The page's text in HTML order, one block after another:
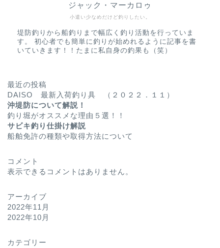
小遣い少なめだけど釣りしたい。
ジャック・マーカロゥ
堤防釣りから船釣りまで幅広く釣り活動を行っていま
す。 初心者でも簡単に釣りが始めれるように記事を書
いていきます！！たまに私自身の釣果も（笑）
最近の投稿
DAISO 最新入荷釣り具 （２０２２．１１）
沖堤防について解説！
釣り堀がオススメな理由５選！！
サビキ釣り仕掛け解説
船舶免許の種類や取得方法について
コメント
表示できるコメントはありません。
アーカイブ
2022年11月
2022年10月
カテゴリー